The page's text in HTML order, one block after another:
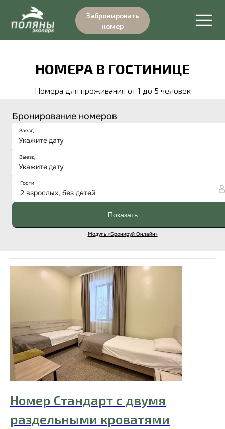
Забронировать
номер
НОМЕРА В ГОСТИНИЦЕ
Номера для проживания от 1 до 5 человек
Номер Стандарт с двумя
раздельными кроватями